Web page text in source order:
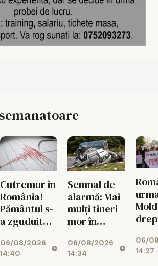
Cutremur în
România!
Pământul s-
a zguduit
zona
seismică
06/08/2026
14:40
Semnal de
alarmă: Mai
mulți tineri
mor în
rutiere
decât din
06/08/2026
14:34
06/
14:27